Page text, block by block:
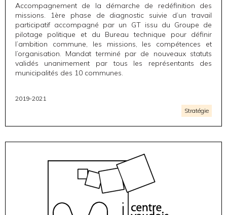
Accompagnement de la démarche de redéfinition des
missions. 1ère phase de diagnostic suivie d’un travail
participatif accompagné par un GT issu du Groupe de
pilotage politique et du Bureau technique pour définir
l’ambition commune, les missions, les compétences et
l’organisation. Mandat terminé par de nouveaux statuts
validés unanimement par tous les représentants des
municipalités des 10 communes.
2019-2021
Stratégie